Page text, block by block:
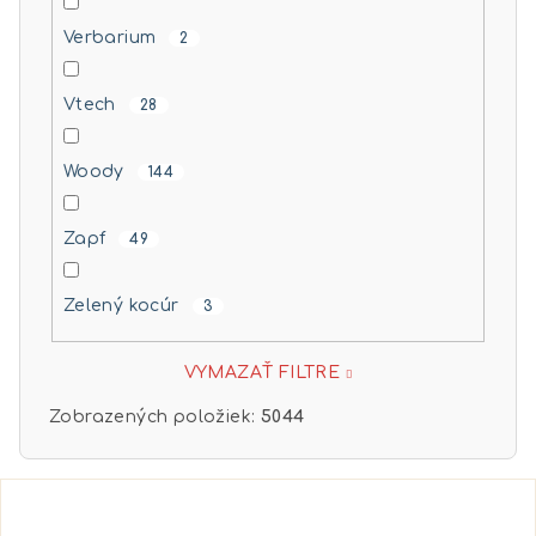
Verbarium 2
Vtech 28
Woody 144
Zapf 49
Zelený kocúr 3
VYMAZAŤ FILTRE
Zobrazených položiek: 5044